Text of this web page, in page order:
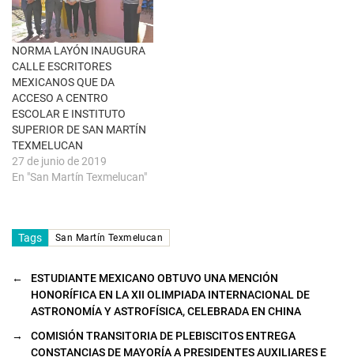
a
n
a
n
u
e
v
a
)
NORMA LAYÓN INAUGURA
CALLE ESCRITORES
MEXICANOS QUE DA
ACCESO A CENTRO
ESCOLAR E INSTITUTO
SUPERIOR DE SAN MARTÍN
TEXMELUCAN
27 de junio de 2019
En "San Martín Texmelucan"
Tags San Martín Texmelucan
←
ESTUDIANTE MEXICANO OBTUVO UNA MENCIÓN
HONORÍFICA EN LA XII OLIMPIADA INTERNACIONAL DE
ASTRONOMÍA Y ASTROFÍSICA, CELEBRADA EN CHINA
→
COMISIÓN TRANSITORIA DE PLEBISCITOS ENTREGA
CONSTANCIAS DE MAYORÍA A PRESIDENTES AUXILIARES E